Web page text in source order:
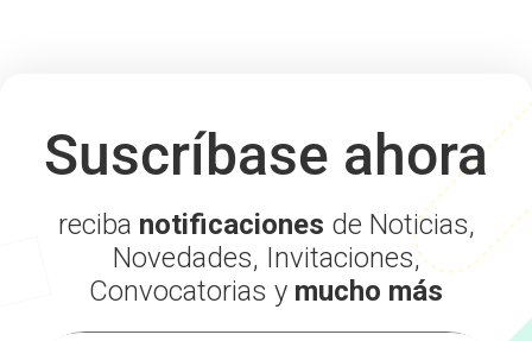
Suscríbase ahora
reciba notificaciones de Noticias,
Novedades, Invitaciones,
Convocatorias y mucho más